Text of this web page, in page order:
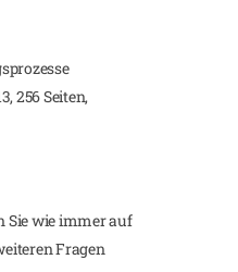
256 Seiten,
Sie wie immer auf
Fragen